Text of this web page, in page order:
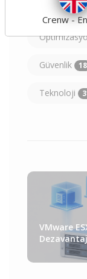
Hosting 31
Güvenlik 18
Teknoloji
VMware
Crenw -